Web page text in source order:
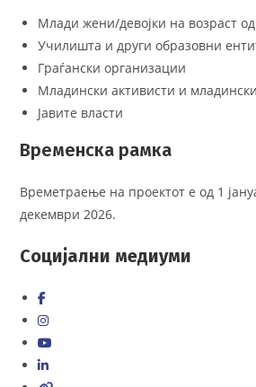
Млади жени/девојки на возраст
Училишта и други образовни
Граѓански организации
Младински активисти и
Јавите власти
Временска рамка
Времетраење на проектот е од 1
декември 2026.
Социјални медиуми